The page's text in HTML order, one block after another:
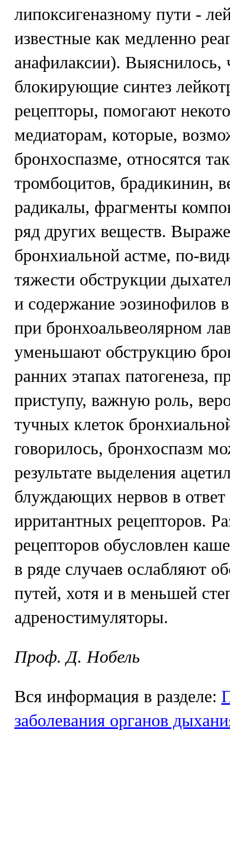
липоксигеназному пути -
известные как медленно
анафилаксии). Выяснилось,
блокирующие синтез
рецепторы, помогают
медиаторам, которые,
бронхоспазме, относятся
тромбоцитов, брадикинин,
радикалы, фрагменты
ряд других веществ.
бронхиальной астме, по-
тяжести обструкции
и содержание эозинофилов
при бронхоальвеолярном
уменьшают обструкцию
ранних этапах патогенеза,
приступу, важную роль,
тучных клеток
говорилось, бронхоспазм
результате выделения
блуждающих нервов в
ирритантных рецепторов.
рецепторов обусловлен
в ряде случаев ослабляют
путей, хотя и в меньшей
адреностимуляторы.
Проф. Д. Нобель
Вся информация в разделе:
заболевания органов